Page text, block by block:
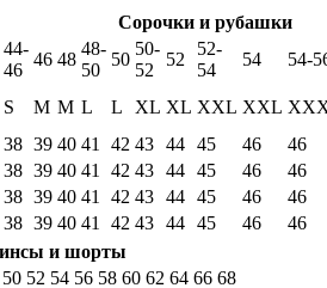
Сорочки и рубашки
44-
46
46 48
48-
50
50
50-
52
52
52-
54
54
54-
S M M L L XL XL XXL XXL
38 39 40 41 42 43 44 45 46
46
38 39 40 41 42 43 44 45 46
46
38 39 40 41 42 43 44 45 46
46
38 39 40 41 42 43 44 45 46
46
и шорты
50 52 54 56 58 60 62 64 66 68